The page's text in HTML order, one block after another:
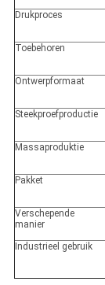
Drukproces
Toebehoren
Ontwerpformaat
Steekproefproductie
Massaproduktie
Pakket
Verschepende
manier
Industrieel gebruik